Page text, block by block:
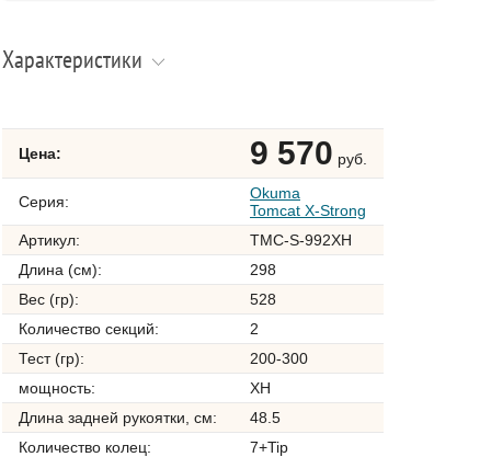
Характеристики
Цена: 9 570 руб.
Серия:
Okuma
Tomcat X-Strong
Артикул:
TMC-S-992XH
Длина (см):
298
Вес (гр):
528
Количество секций:
2
Тест (гр):
200-300
мощность:
XH
Длина задней рукоятки, см:
48.5
Количество колец:
7+Tip